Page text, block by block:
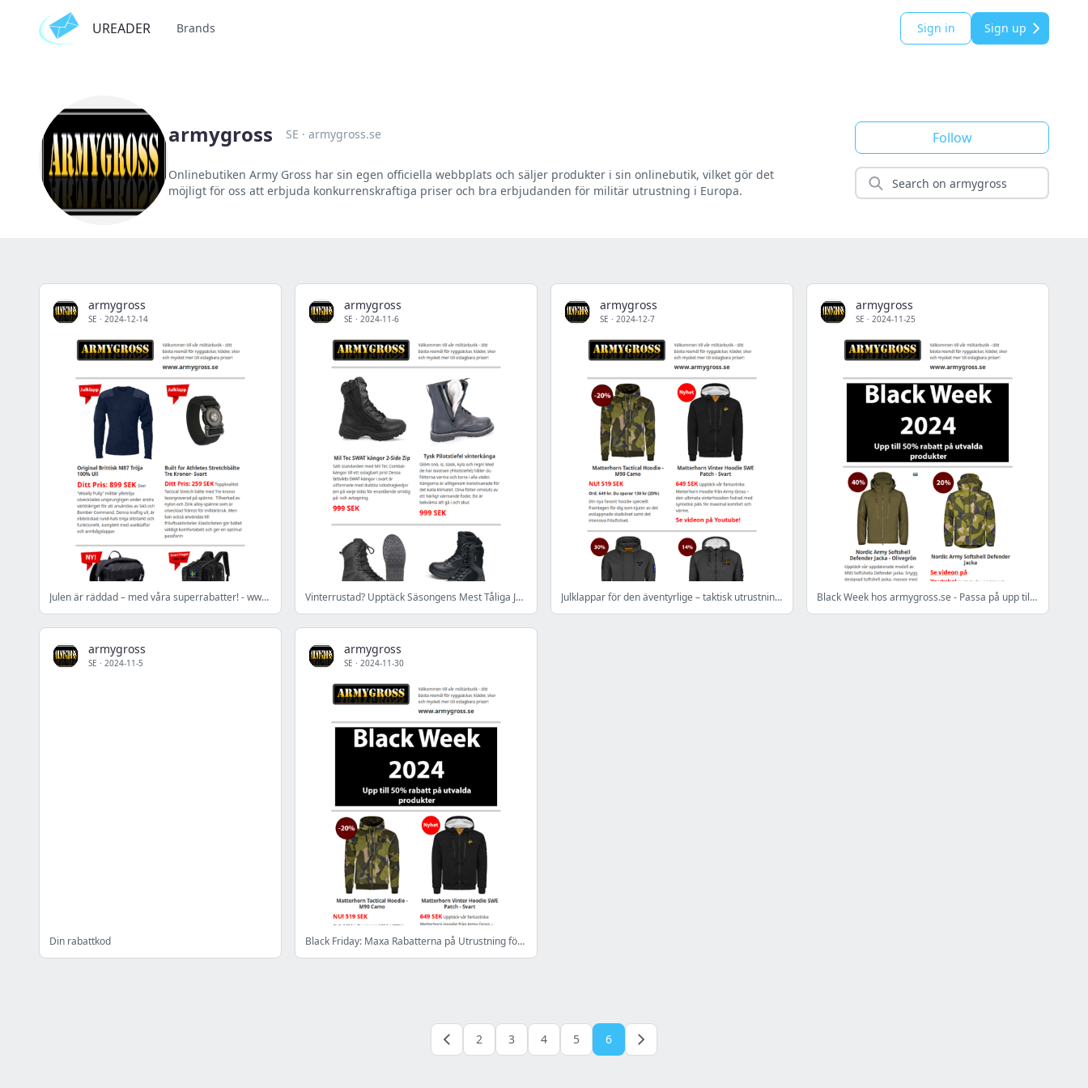
UREADER Brands Sign in Sign up
armygross SE · armygross.se
Onlinebutiken Army Gross har sin egen officiella webbplats och säljer produkter i sin onlinebutik, vilket gör det
möjligt för oss att erbjuda konkurrenskraftiga priser och bra erbjudanden för militär utrustning i Europa.
Follow
armygross
SE · 2024-12-14
Julen är räddad – med våra superrabatter! - www.armygross.se
armygross
SE · 2024-11-6
Vinterrustad? Upptäck Säsongens Mest Tåliga Jackor, Kängor & Mössor – För Stil som Står Pall! - www.armygross.se - Stockholm
armygross
SE · 2024-12-7
Julklappar för den äventyrlige – taktisk utrustning och mer - www.armygross.se
armygross
SE · 2024-11-25
Black Week hos armygross.se - Passa på upp till 40% - www.armygross.se - Stockholm
armygross
SE · 2024-11-5
Din rabattkod
armygross
SE · 2024-11-30
Black Friday: Maxa Rabatterna på Utrustning för Alla Uppdrag! - www.armygross.se
2 3 4 5 6